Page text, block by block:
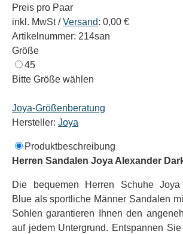
Preis pro Paar
inkl. MwSt /Versand: 0,00 €
Artikelnummer: 214san
Größe
45
Bitte Größe wählen
Joya-Größenberatung
Hersteller: Joya
Produktbeschreibung
Herren Sandalen Joya Alexander
Die bequemen Herren Schuhe
Blue als sportliche Männer Sandalen
Sohlen garantieren Ihnen den
auf jedem Untergrund. Entspannen